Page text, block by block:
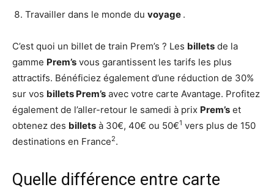
Travailler dans le monde du voyage .
C’est quoi un billet de train Prem’s ? Les billets de la
gamme Prem’s vous garantissent les tarifs les plus
attractifs. Bénéficiez également d’une réduction de 30%
sur vos billets Prem’s avec votre carte Avantage. Profitez
également de l’aller-retour le samedi à prix Prem’s et
obtenez des billets à 30€, 40€ ou 50€1 vers plus de 150
destinations en France2.
Quelle différence entre carte